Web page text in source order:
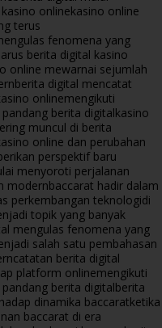
onlinekasino online
terus
fenomena yang
berita digital kasino
online mewarnai sejumlah
berita digital mencatat
onlinemengikuti
berita digitalkasino
muncul di berita
online dan perubahan
perspektif baru
menyoroti perjalanan
modernbaccarat hadir dalam
perkembangan teknologidi
topik yang banyak
mengulas fenomena yang
salah satu pembahasan
catatan berita digital
platform onlinemengikuti
berita digitalberita
dinamika baccaratketika
baccarat di era